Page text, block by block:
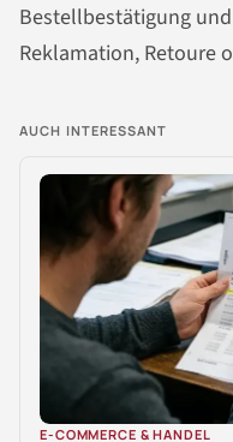
Bestellbestätigung
Reklamation, Retoure
AUCH INTERESSANT
E-COMMERCE & HANDEL